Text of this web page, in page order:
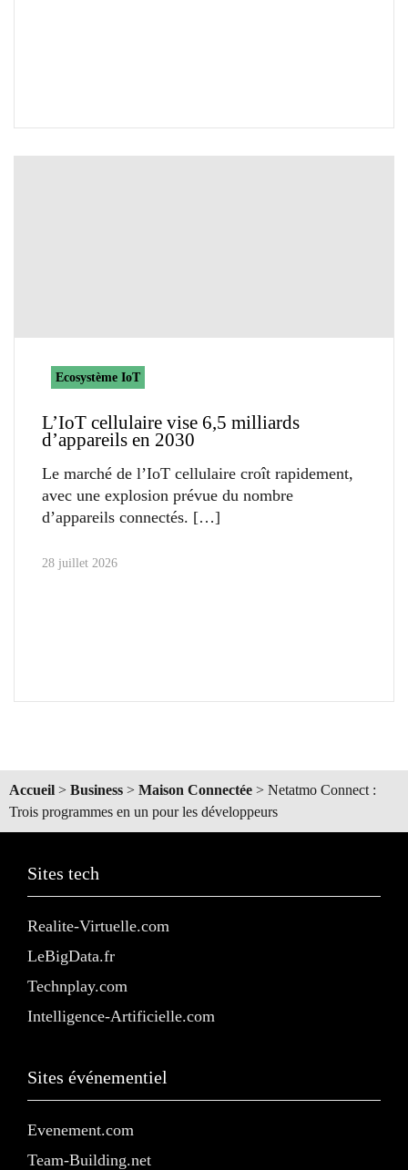
Ecosystème IoT
L’IoT cellulaire vise 6,5 milliards
d’appareils en 2030
Le marché de l’IoT cellulaire croît rapidement,
avec une explosion prévue du nombre
d’appareils connectés.
28 juillet 2026
Accueil > Business > Maison Connectée > Netatmo Connect :
Trois programmes en un pour les développeurs
Sites tech
Realite-Virtuelle.com
LeBigData.fr
Technplay.com
Intelligence-Artificielle.com
Sites événementiel
Evenement.com
Team-Building.net